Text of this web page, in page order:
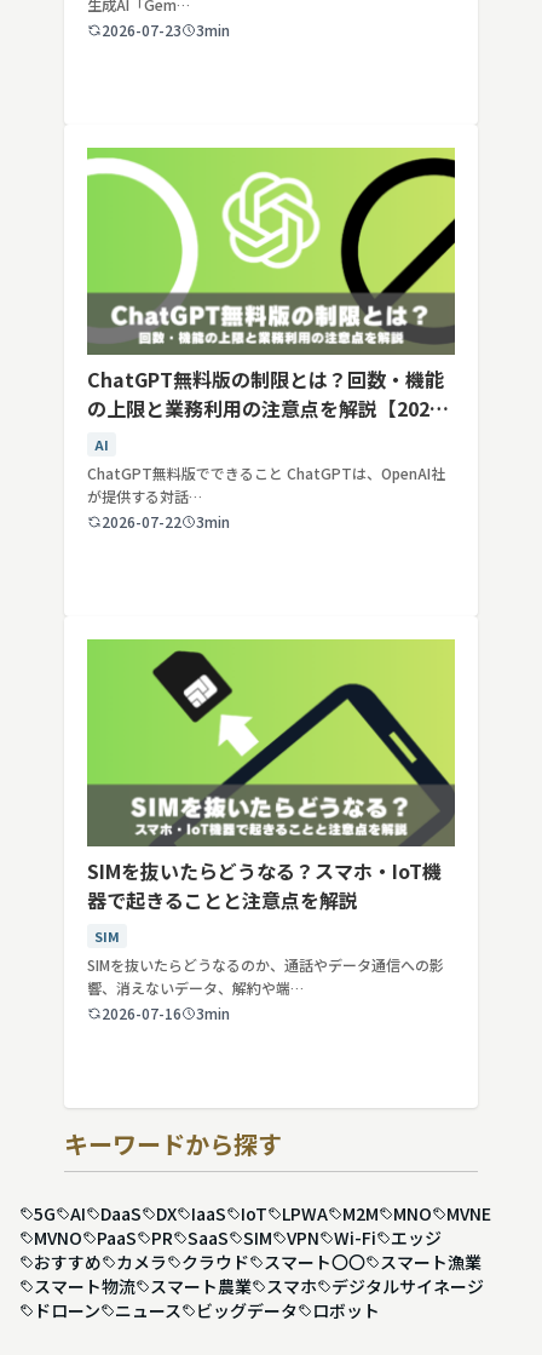
生成AI「Gem…
2026-07-23
3min
ChatGPT無料版の制限とは？回数・機能
の上限と業務利用の注意点を解説【2026
年最新】
AI
ChatGPT無料版でできること ChatGPTは、OpenAI社
が提供する対話…
2026-07-22
3min
SIMを抜いたらどうなる？スマホ・IoT機
器で起きることと注意点を解説
SIM
SIMを抜いたらどうなるのか、通話やデータ通信への影
響、消えないデータ、解約や端…
2026-07-16
3min
キーワードから探す
5G AI DaaS DX IaaS IoT LPWA M2M MNO
MVNE
MVNO
PaaS PR SaaS SIM VPN Wi-Fi
エッジ
おすすめ
カメラ クラウド スマート〇〇
スマート漁業
スマート物流
スマート農業 スマホ
デジタルサイネージ
ドローン
ニュース ビッグデータ ロボット